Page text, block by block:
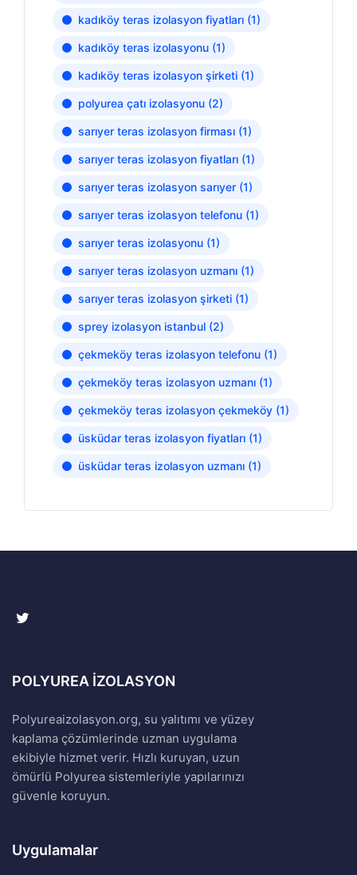
kadıköy teras izolasyon fiyatları (1)
kadıköy teras izolasyonu (1)
kadıköy teras izolasyon şirketi (1)
polyurea çatı izolasyonu (2)
sarıyer teras izolasyon firması (1)
sarıyer teras izolasyon fiyatları (1)
sarıyer teras izolasyon sarıyer (1)
sarıyer teras izolasyon telefonu (1)
sarıyer teras izolasyonu (1)
sarıyer teras izolasyon uzmanı (1)
sarıyer teras izolasyon şirketi (1)
sprey izolasyon istanbul (2)
çekmeköy teras izolasyon telefonu (1)
çekmeköy teras izolasyon uzmanı (1)
çekmeköy teras izolasyon çekmeköy (1)
üsküdar teras izolasyon fiyatları (1)
üsküdar teras izolasyon uzmanı (1)
POLYUREA İZOLASYON
Polyureaizolasyon.org, su yalıtımı ve yüzey
kaplama çözümlerinde uzman uygulama
ekibiyle hizmet verir. Hızlı kuruyan, uzun
ömürlü Polyurea sistemleriyle yapılarınızı
güvenle koruyun.
Uygulamalar